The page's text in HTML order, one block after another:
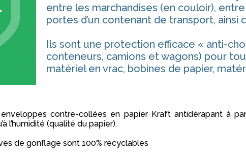
entre les marchandises (en couloir),
portes d’un contenant de transport,
Ils sont une protection efficace « anti-
conteneurs, camions et wagons) pour
matériel en vrac, bobines de papier,
enveloppes contre-collées en papier Kraft antidérapant à
l’humidité (qualité du papier).
de gonflage sont 100% recyclables